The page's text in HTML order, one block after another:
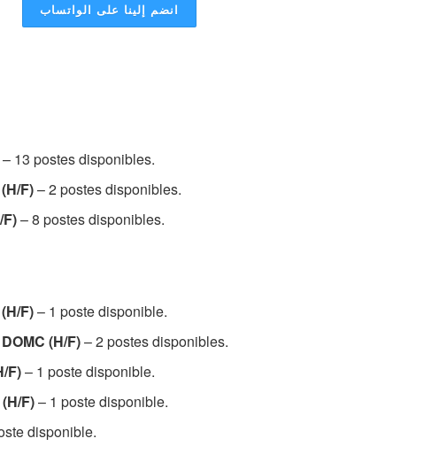
انضم إلينا على الواتساب
– 13 postes disponibles.
F)– 2 postes disponibles.
– 8 postes disponibles.
F)– 1 poste disponible.
(H/F)– 2 postes disponibles.
F)– 1 poste disponible.
F)– 1 poste disponible.
disponible.